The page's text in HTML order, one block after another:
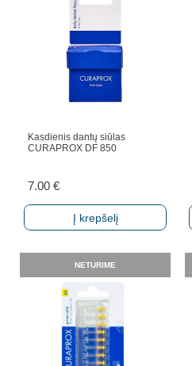
Kasdienis dantų siūlas
CURAPROX DF 850
7.00 €
Į krepšelį
NETURIME